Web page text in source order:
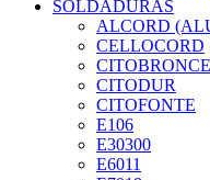
SOLDADURAS
ALCORD
CELLOCORD
CITOBRONCE
CITODUR
CITOFONTE
E106
E30300
E6011